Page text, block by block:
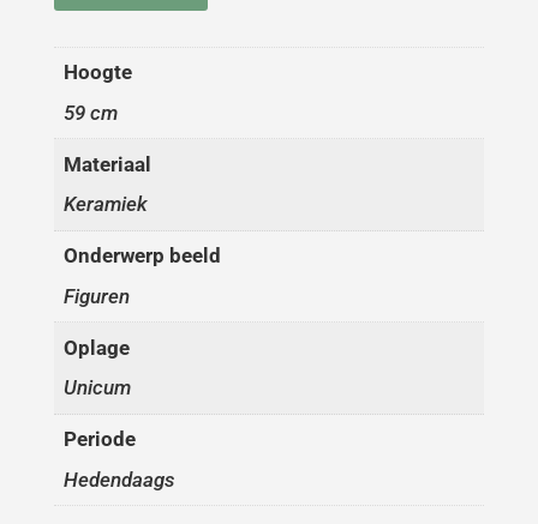
Hoogte
59 cm
Materiaal
Keramiek
Onderwerp beeld
Figuren
Oplage
Unicum
Periode
Hedendaags